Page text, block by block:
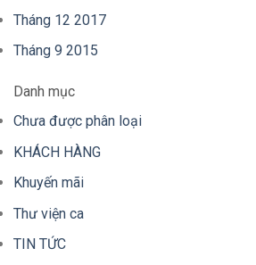
Tháng 12 2017
Tháng 9 2015
Danh mục
Chưa được phân loại
KHÁCH HÀNG
Khuyến mãi
Thư viện ca
TIN TỨC